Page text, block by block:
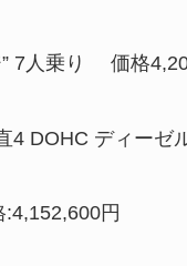
” 7人乗り 価格
4 DOHC ディーゼ
円